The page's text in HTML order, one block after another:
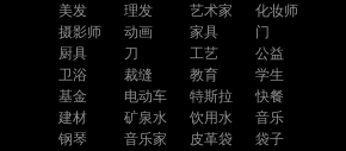
美发
理发 艺术家
化妆师
摄影师
动画 家具
门
厨具
刀 工艺
公益
卫浴
裁缝 教育
学生
基金
电动车 特斯拉
快餐
建材
矿泉水 饮用水
音乐
钢琴
音乐家 皮革袋
袋子